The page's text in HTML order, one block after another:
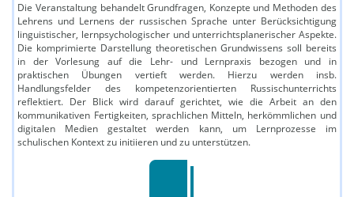
Die Veranstaltung behandelt Grundfragen, Konzepte und Methoden des
Lehrens und Lernens der russischen Sprache unter Berücksichtigung
linguistischer, lernpsychologischer und unterrichtsplanerischer Aspekte.
Die komprimierte Darstellung theoretischen Grundwissens soll bereits
in der Vorlesung auf die Lehr- und Lernpraxis bezogen und in
praktischen Übungen vertieft werden. Hierzu werden insb.
Handlungsfelder des kompetenzorientierten Russischunterrichts
reflektiert. Der Blick wird darauf gerichtet, wie die Arbeit an den
kommunikativen Fertigkeiten, sprachlichen Mitteln, herkömmlichen und
digitalen Medien gestaltet werden kann, um Lernprozesse im
schulischen Kontext zu initiieren und zu unterstützen.